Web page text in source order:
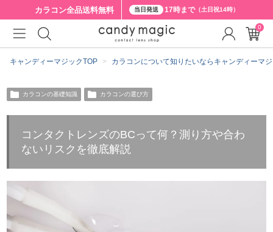
カラコン全品送料無料 当日発送 17時まで（土日祝14時）
キャンディーマジックTOP カラコンについて知りたいならキャンディーマ
カラコンの基礎知識 カラコンの選び方
コンタクトレンズのBCって何？測り方や合わ
ないリスクを徹底解説
0